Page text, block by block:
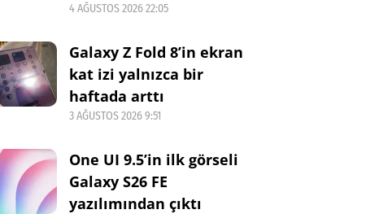
4 AĞUSTOS 2026 22:05
Galaxy Z Fold 8’in ekran
kat izi yalnızca bir
haftada arttı
3 AĞUSTOS 2026 9:51
One UI 9.5’in ilk görseli
Galaxy S26 FE
yazılımından çıktı